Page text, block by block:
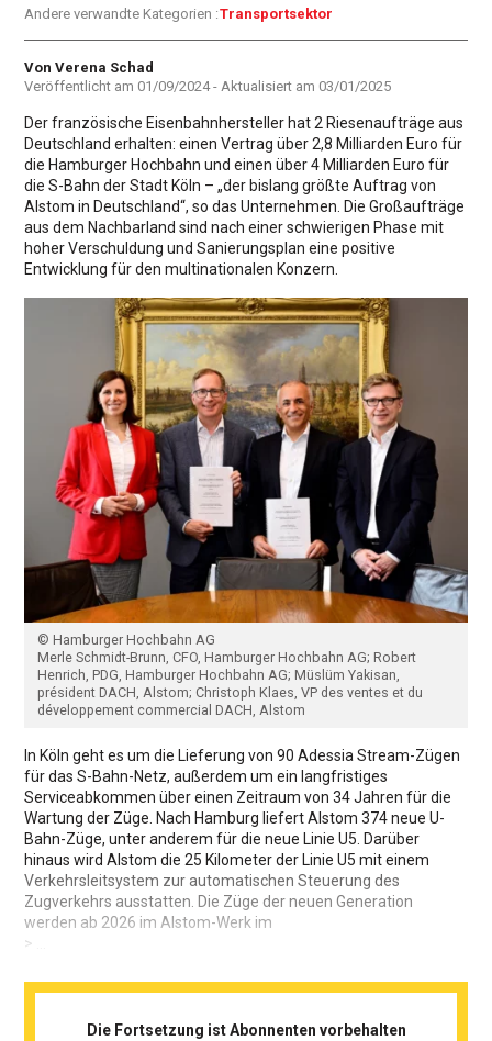
Andere verwandte Kategorien :Transportsektor
Autor
Von Verena Schad
Veröffentlicht am 01/09/2024- Aktualisiert am 03/01/2025
Der französische Eisenbahnhersteller hat 2 Riesenaufträge aus
Deutschland erhalten: einen Vertrag über 2,8 Milliarden Euro für
die Hamburger Hochbahn und einen über 4 Milliarden Euro für
die S-Bahn der Stadt Köln – „der bislang größte Auftrag von
Alstom in Deutschland“, so das Unternehmen. Die Großaufträge
aus dem Nachbarland sind nach einer schwierigen Phase mit
hoher Verschuldung und Sanierungsplan eine positive
Entwicklung für den multinationalen Konzern.
© Hamburger Hochbahn AG
Merle Schmidt-Brunn, CFO, Hamburger Hochbahn AG; Robert
Henrich, PDG, Hamburger Hochbahn AG; Müslüm Yakisan,
président DACH, Alstom; Christoph Klaes, VP des ventes et du
développement commercial DACH, Alstom
In Köln geht es um die Lieferung von 90 Adessia Stream-Zügen
für das S-Bahn-Netz, außerdem um ein langfristiges
Serviceabkommen über einen Zeitraum von 34 Jahren für die
Wartung der Züge. Nach Hamburg liefert Alstom 374 neue U-
Bahn-Züge, unter anderem für die neue Linie U5. Darüber
hinaus wird Alstom die 25 Kilometer der Linie U5 mit einem
Verkehrsleitsystem zur automatischen Steuerung des
Zugverkehrs ausstatten. Die Züge der neuen Generation
werden ab 2026 im Alstom-Werk im
> ...
Die Fortsetzung ist Abonnenten vorbehalten